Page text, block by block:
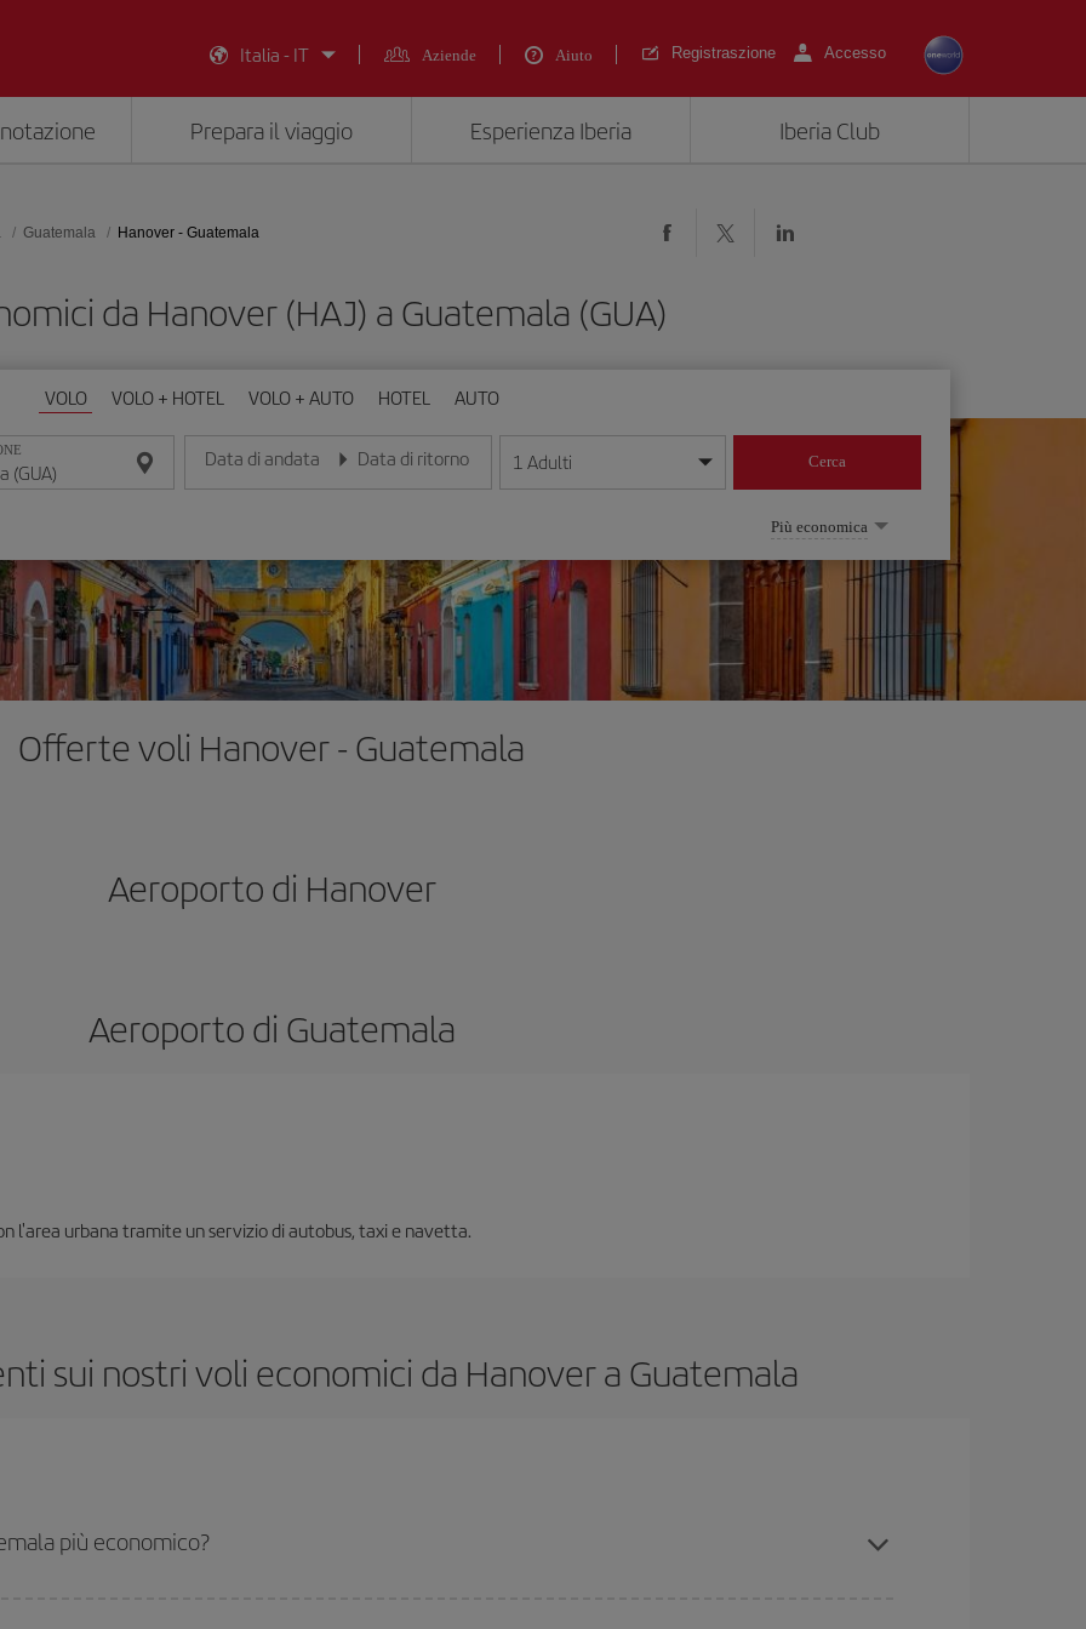
Italia - IT Aziende Aiuto Registraszione Accesso
Prepara il viaggio Esperienza Iberia Iberia Club
Guatemala Hanover - Guatemala
da Hanover (HAJ) a Guatemala (GUA)
VOLO VOLO + HOTEL VOLO + AUTO HOTEL AUTO
Data di andata
Inserisci la data nel formato giorno/mese/anno
Data di ritorno
Inserisci la data nel formato giorno/mese/anno
1 Adulti Cerca
Più economica
Offerte voli Hanover - Guatemala
Aeroporto di Hanover
Aeroporto di Guatemala
l'area urbana tramite un servizio di autobus, taxi e navetta.
sui nostri voli economici da Hanover a Guatemala
più economico?